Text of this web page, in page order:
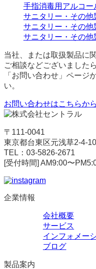
手指消毒用アルコー
サニタリー・その
サニタリー・その
サニタリー・その
当社、または取扱製品に
ご相談などございました
「お問い合わせ」ページ
い。
お問い合わせはこちらから
〒111-0041
東京都台東区元浅草2-4-
TEL：03-5826-2671
[受付時間] AM9:00〜
企業情報
会社概要
サービス
インフォメー
ブログ
製品案内